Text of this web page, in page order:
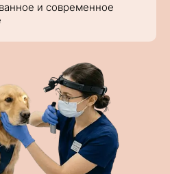
и современное